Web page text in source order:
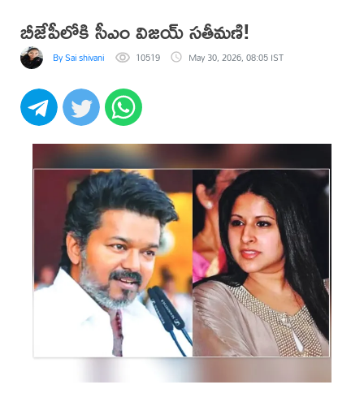
బీజేపీలోకి సీఎం విజయ్‌ సతీమణి!
By Sai shivani 10519 May 30, 2026, 08:05 IST